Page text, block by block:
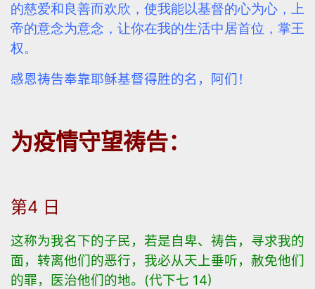
的慈爱和良善而欢欣，使我能以基督的心为心，上
帝的意念为意念，让你在我的生活中居首位，掌王
权。
感恩祷告奉靠耶稣基督得胜的名，阿们！
为疫情守望祷告：
第4 日
这称为我名下的子民，若是自卑、祷告，寻求我的
面， 转离他们的恶行，我必从天上垂听，赦免他们
的罪，医治他们的地。 (代下七 14)